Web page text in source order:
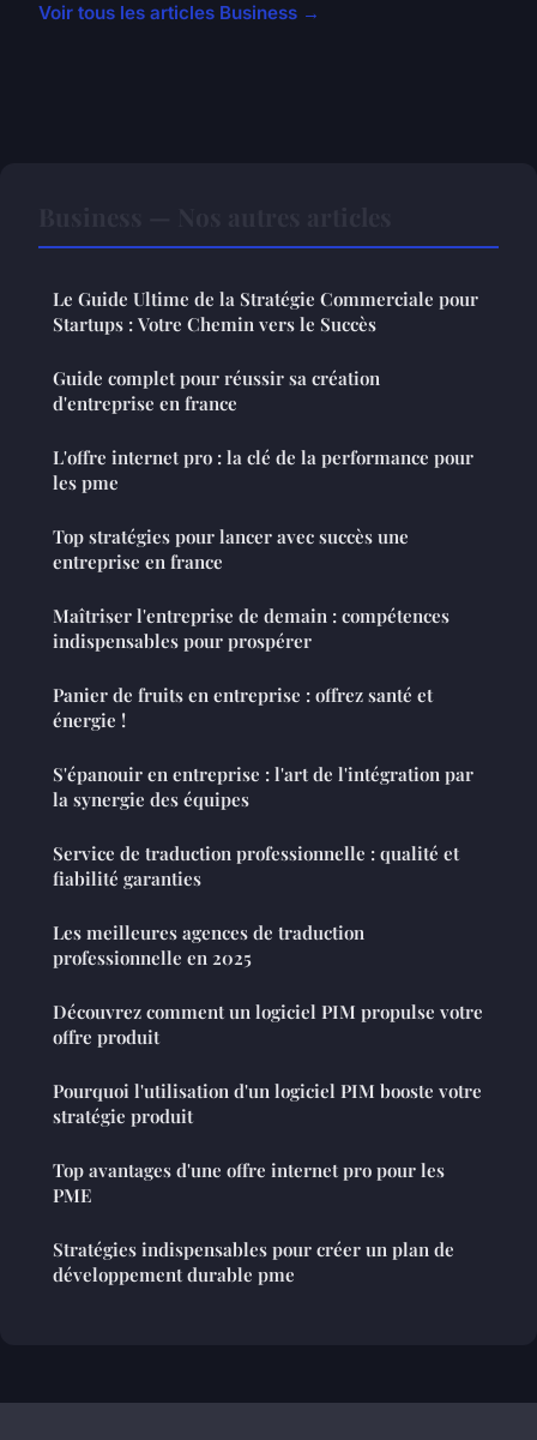
Voir tous les articles Business →
Le Guide Ultime de la Stratégie Commerciale pour
Startups : Votre Chemin vers le Succès
Guide complet pour réussir sa création
d'entreprise en france
L'offre internet pro : la clé de la performance pour
les pme
Top stratégies pour lancer avec succès une
entreprise en france
Maîtriser l'entreprise de demain : compétences
indispensables pour prospérer
Panier de fruits en entreprise : offrez santé et
énergie !
S'épanouir en entreprise : l'art de l'intégration par
la synergie des équipes
Service de traduction professionnelle : qualité et
fiabilité garanties
Les meilleures agences de traduction
professionnelle en 2025
Découvrez comment un logiciel PIM propulse votre
offre produit
Pourquoi l'utilisation d'un logiciel PIM booste votre
stratégie produit
Top avantages d'une offre internet pro pour les
PME
Stratégies indispensables pour créer un plan de
développement durable pme